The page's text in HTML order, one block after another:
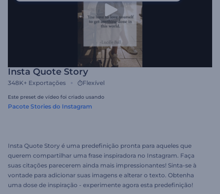
Insta Quote Story
348K+ Exportações Flexível
Este preset de vídeo foi criado usando
Pacote Stories do Instagram
Insta Quote Story é uma predefinição pronta para aqueles que
querem compartilhar uma frase inspiradora no Instagram. Faça
suas citações parecerem ainda mais impressionantes! Sinta-se à
vontade para adicionar suas imagens e alterar o texto. Obtenha
uma dose de inspiração - experimente agora esta predefinição!